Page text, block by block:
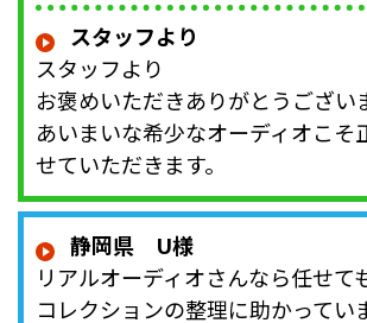
スタッフより
スタッフより
お褒めいただきありがとうござい
あいまいな希少なオーディオこそ
せていただきます。
静岡県 U様
リアルオーディオさんなら任せて
コレクションの整理に助かってい